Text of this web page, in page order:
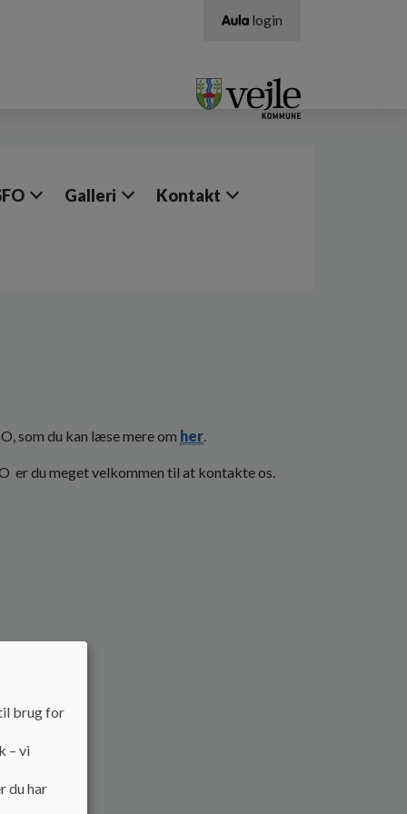
login
Galleri Kontakt
som du kan læse mere om her
er du meget velkommen til at kontakte os.
brug for
– vi
du har